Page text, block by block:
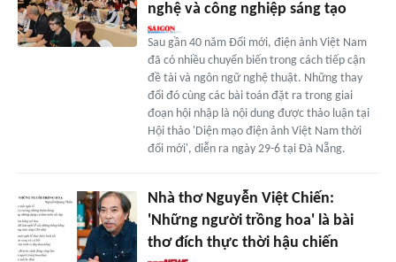
nghệ và công nghiệp sáng tạo
Sau gần 40 năm Đổi mới, điện ảnh Việt Nam
đã có nhiều chuyển biến trong cách tiếp cận
đề tài và ngôn ngữ nghệ thuật. Những thay
đổi đó cùng các bài toán đặt ra trong giai
đoạn hội nhập là nội dung được thảo luận tại
Hội thảo 'Diện mạo điện ảnh Việt Nam thời
đổi mới', diễn ra ngày 29-6 tại Đà Nẵng.
Nhà thơ Nguyễn Việt Chiến:
'Những người trồng hoa' là bài
thơ đích thực thời hậu chiến